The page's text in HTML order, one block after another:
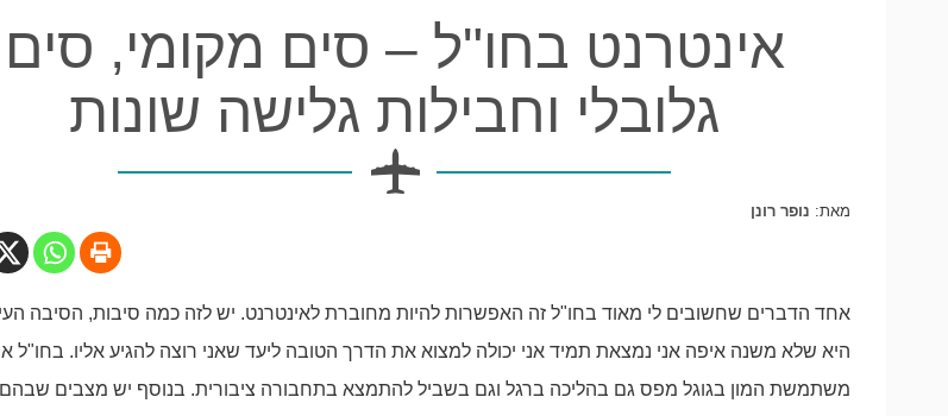
אינטרנט בחו"ל – סים מקומי, סים
גלובלי וחבילות גלישה שונות
מאת: נופר רונן
אחד הדברים שחשובים לי מאוד בחו"ל זה האפשרות להיות מחוברת לאינטרנט. יש לזה כמה סיבות, הסיבה
היא שלא משנה איפה אני נמצאת תמיד אני יכולה למצוא את הדרך הטובה ליעד שאני רוצה להגיע אליו. בחו"ל
משתמשת המון בגוגל מפס גם בהליכה ברגל וגם בשביל להתמצא בתחבורה ציבורית. בנוסף יש מצבים שבהם